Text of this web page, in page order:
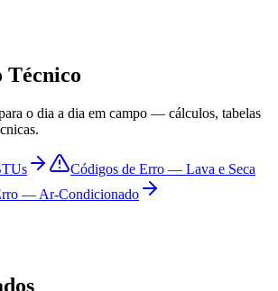
Técnico
o dia a dia em campo — cálculos, tabelas
Códigos de Erro — Lava e Seca
— Ar-Condicionado